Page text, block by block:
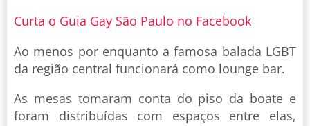
Curta o Guia Gay São Paulo no Facebook
Ao menos por enquanto a famosa balada LGBT
da região central funcionará como lounge bar.
As mesas tomaram conta do piso da boate e
foram distribuídas com espaços entre elas,